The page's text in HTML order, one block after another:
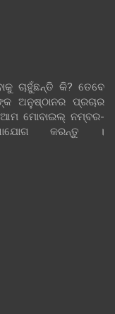
ଚାହୁଁଛନ୍ତି କି? ତେବେ
ଅନୁଷ୍ଠାନର ପ୍ରଚାର
ମୋବାଇଲ୍ ନମ୍ବର-
କରନ୍ତୁ ।